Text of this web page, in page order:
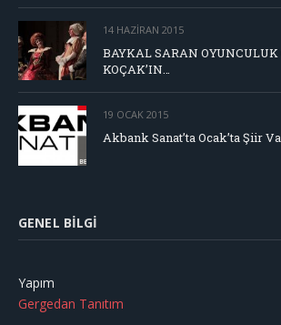
14 HAZIRAN 2015
BAYKAL SARAN OYUNCULUK
KOÇAK’IN…
19 OCAK 2015
Akbank Sanat’ta Ocak’ta Şiir
GENEL BILGI
Yapım
Gergedan Tanıtım